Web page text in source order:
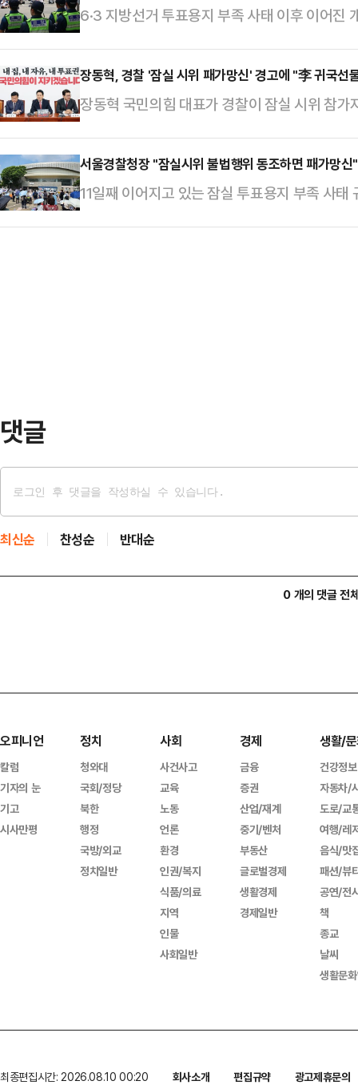
6·3 지방선거 투표용지 부족 사태 이후 이어진
악연맹, 대한우슈협회, 대한세팍타크로협회,
츠연맹, 대한수상스키·웨이크스포츠협회 등 9
장동혁, 경찰 '잠실 시위 패가망신' 경고에 "李 귀국선
장동혁 국민의힘 대표가 경찰이 잠실 시위 참
신시킨다고 겁박했다. '옆에서 동조해도 불법
는 서울경찰청에서 수사 중인 △김병기 의원
서울경찰청장 "잠실시위 불법행위 동조하면 패가망
11일째 이어지고 있는 잠실 투표용지 부족 사
댓글
최신순 찬성순 반대순
0 개의 댓글 전
오피니언
칼럼
기자의 눈
기고
시사만평
정치
청와대
국회/정당
북한
행정
국방/외교
정치일반
사회
사건사고
교육
노동
언론
환경
인권/복지
식품/의료
지역
인물
사회일반
경제
금융
증권
산업/재계
중기/벤처
부동산
글로벌경제
생활경제
경제일반
생활/
건강정보
자동차/
도로/교
여행/레
음식/맛
패션/뷰
공연/전
책
종교
날씨
생활문
최종편집시간: 2026.08.10 00:20 회사소개 편집규약
광고제휴문의